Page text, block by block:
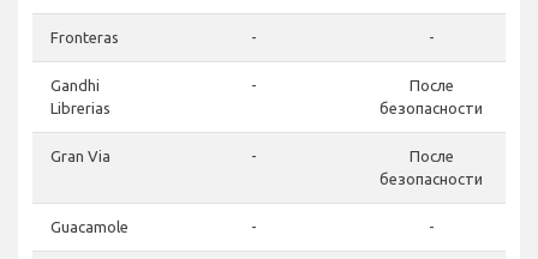
Fronteras - -
Gandhi
Librerias
-
После
безопасности
Gran Via -
После
безопасности
Guacamole - -